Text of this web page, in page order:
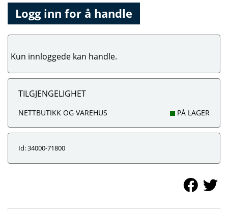
Logg inn for å handle
Kun innloggede kan handle.
TILGJENGELIGHET
NETTBUTIKK OG VAREHUS PÅ LAGER
Id: 34000-71800